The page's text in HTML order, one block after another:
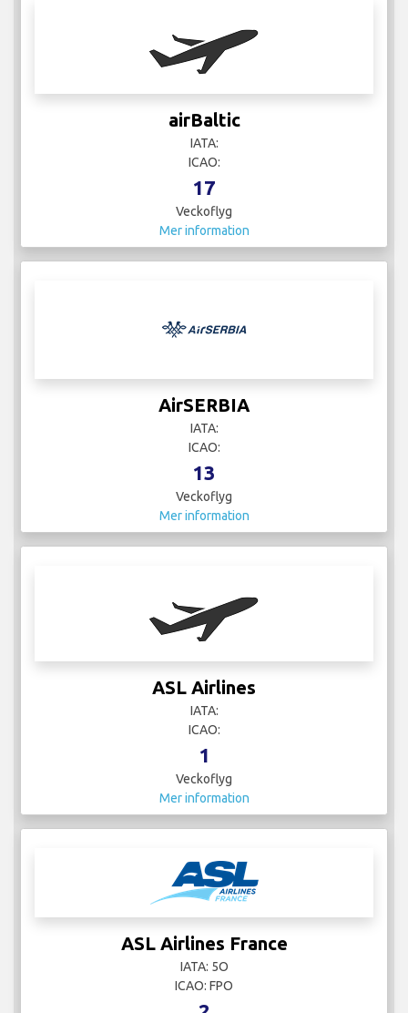
airBaltic
IATA:
ICAO:
17
Veckoflyg
Mer information
AirSERBIA
IATA:
ICAO:
13
Veckoflyg
Mer information
ASL Airlines
IATA:
ICAO:
1
Veckoflyg
Mer information
ASL Airlines France
IATA: 5O
ICAO: FPO